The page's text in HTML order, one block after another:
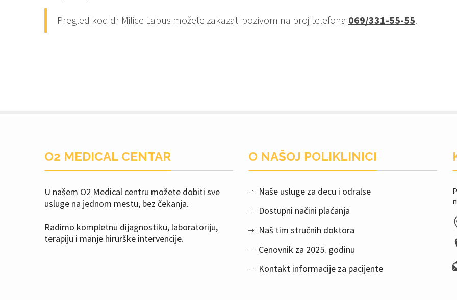
Pregled kod dr Milice Labus možete zakazati pozivom na broj telefona 069/331-55-55.
O2 MEDICAL CENTAR
U našem O2 Medical centru možete dobiti sve
usluge na jednom mestu, bez čekanja.
Radimo kompletnu dijagnostiku, laboratoriju,
terapiju i manje hirurške intervencije.
O NAŠOJ POLIKLINICI
Naše usluge za decu i odralse
Dostupni načini plaćanja
Naš tim stručnih doktora
Cenovnik za 2025. godinu
Kontakt informacije za pacijente